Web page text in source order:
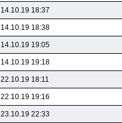
14.10.19 18:37
14.10.19 18:38
14.10.19 19:05
14.10.19 19:18
22.10.19 18:11
22.10.19 19:16
23.10.19 22:33